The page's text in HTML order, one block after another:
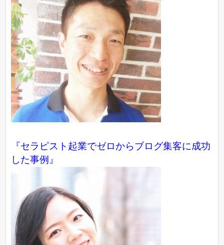
『セラピスト起業でゼロからブログ集客に成功
した事例 』